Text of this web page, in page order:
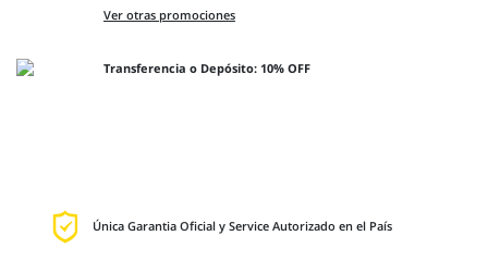
Ver otras promociones
Transferencia o Depósito: 10% OFF
Única Garantia Oficial y Service Autorizado en el País